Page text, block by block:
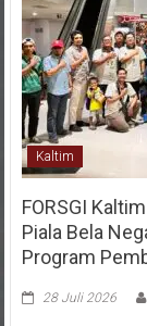
Kaltim
FORSGI
Piala Bela
Program
28 Juli 2026